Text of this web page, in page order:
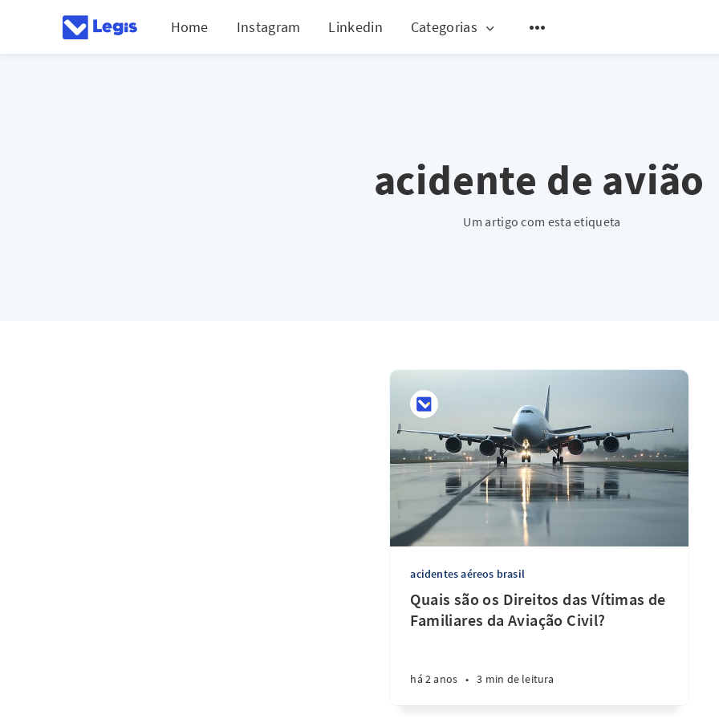
Home Instagram Linkedin Categorias
acidente de avião
Um artigo com esta etiqueta
acidentes aéreos brasil
Quais são os Direitos das Vítimas de
Familiares da Aviação Civil?
há 2 anos • 3 min de leitura